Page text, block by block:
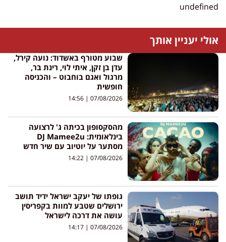
undefined
אולי יעניין אותך
שבוע מטורף באשדוד: נועה קירל,
עדן בן זקן, איתי לוי, רינת בר,
מרגול ואגם בוחבוט – והכניסה
חופשית
07/08/2026
מהסקסופון בכיתה ג' לרצועה
בינלאומית: DJ Mamee2u
מסתער על יוטיוב עם שיר חדש
07/08/2026
גופתו של יעקב ישראל ידיד תושב
ירושלים שטבע למוות בקפריסין
עושה את דרכה לישראל
07/08/2026